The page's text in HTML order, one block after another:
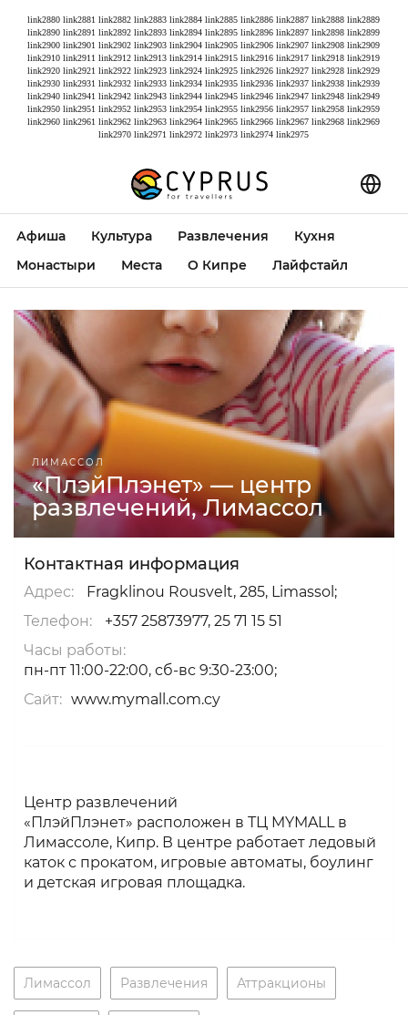
link2880 link2881 link2882 link2883 link2884 link2885 link2886 link2887 link2888 link2889
link2890 link2891 link2892 link2893 link2894 link2895 link2896 link2897 link2898 link2899
link2900 link2901 link2902 link2903 link2904 link2905 link2906 link2907 link2908 link2909
link2910 link2911 link2912 link2913 link2914 link2915 link2916 link2917 link2918 link2919
link2920 link2921 link2922 link2923 link2924 link2925 link2926 link2927 link2928 link2929
link2930 link2931 link2932 link2933 link2934 link2935 link2936 link2937 link2938 link2939
link2940 link2941 link2942 link2943 link2944 link2945 link2946 link2947 link2948 link2949
link2950 link2951 link2952 link2953 link2954 link2955 link2956 link2957 link2958 link2959
link2960 link2961 link2962 link2963 link2964 link2965 link2966 link2967 link2968 link2969
link2970 link2971 link2972 link2973 link2974 link2975
Афиша Культура Развлечения
Кухня
Монастыри
Места О Кипре Лайфстайл
ЛИМАССОЛ
«ПлэйПлэнет» — центр
развлечений, Лимассол
Контактная информация
Адрес:
Fragklinou Rousvelt, 285, Limassol;
Телефон:
+357 25873977, 25 71 15 51
Часы работы:
пн-пт 11:00-22:00, сб-вс 9:30-23:00;
Сайт: www.mymall.com.cy
Центр развлечений
«ПлэйПлэнет» расположен в ТЦ MYMALL в
Лимассоле, Кипр. В центре работает ледовый
каток с прокатом, игровые автоматы, боулинг
и детская игровая площадка.
Лимассол Развлечения Аттракционы